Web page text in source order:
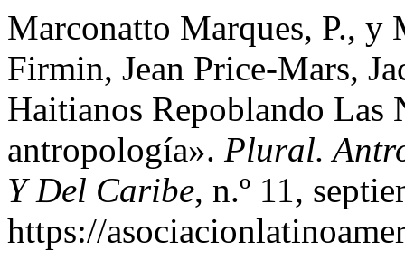
Marconatto Marques, P.,
Firmin, Jean Price-Mars,
Haitianos Repoblando Las
antropología». Plural.
Y Del Caribe, n.º 11,
https://